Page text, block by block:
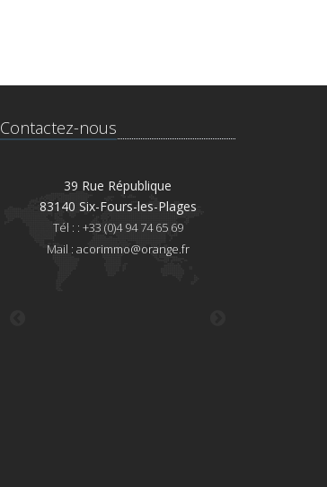
Contactez-nous
39 Rue République
83140 Six-Fours-les-Plages
Tél : : +33 (0)4 94 74 65 69
Mail : acorimmo@orange.fr